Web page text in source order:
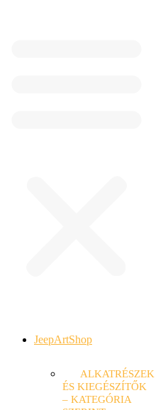
JeepArtShop
ALKATRÉSZEK
ÉS KIEGÉSZÍTŐK
– KATEGÓRIA